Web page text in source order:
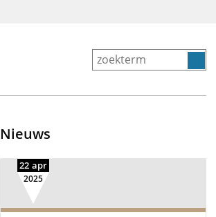
Nieuws
22 apr
2025